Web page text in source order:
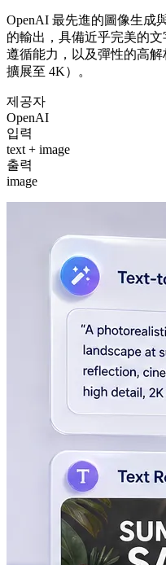
OpenAI 最先進的圖像生成
的輸出，具備近乎完美的
遵循能力，以及彈性的高
擴展至 4K）。
제공자
OpenAI
입력
text + image
출력
image